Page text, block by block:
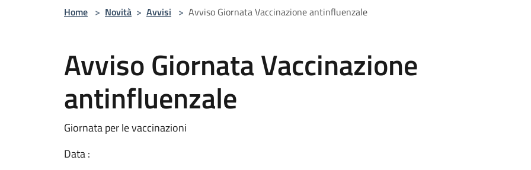
Home > Novità > Avvisi > Avviso Giornata Vaccinazione antinfluenzale
Avviso Giornata Vaccinazione
antinfluenzale
Giornata per le vaccinazioni
Data :